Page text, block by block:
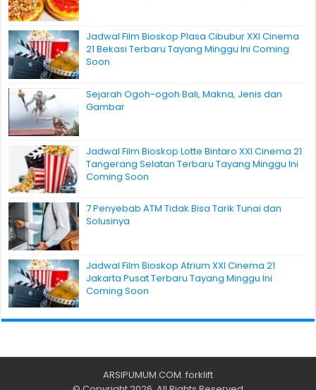
Jadwal Film Bioskop Plasa Cibubur XXI Cinema
21 Bekasi Terbaru Tayang Minggu Ini Coming
Soon
Sejarah Ogoh-ogoh Bali, Makna, Jenis dan
Gambar
Jadwal Film Bioskop Lotte Bintaro XXI Cinema 21
Tangerang Selatan Terbaru Tayang Minggu Ini
Coming Soon
7 Penyebab ATM Tidak Bisa Tarik Tunai dan
Solusinya
Jadwal Film Bioskop Atrium XXI Cinema 21
Jakarta Pusat Terbaru Tayang Minggu Ini
Coming Soon
ARSIPUMUM.COM. forklift